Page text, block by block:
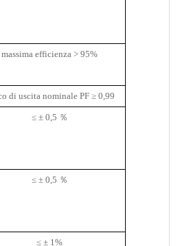
massima efficienza > 95%
di uscita nominale PF ≥ 0,99
≤ ± 0,5 ％
≤ ± 0,5 ％
≤ ± 1%